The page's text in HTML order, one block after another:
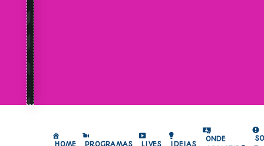
HOME PROGRAMAS LIVES IDEIAS
ONDE